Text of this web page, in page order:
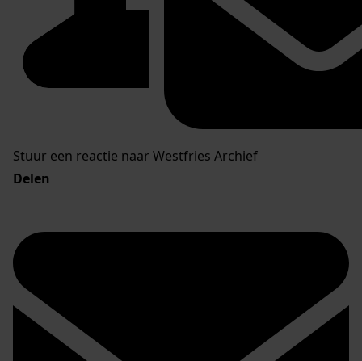
Stuur een reactie naar Westfries Archief
Delen